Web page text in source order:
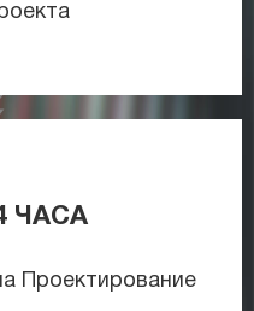
ЧАСА
Проектирование